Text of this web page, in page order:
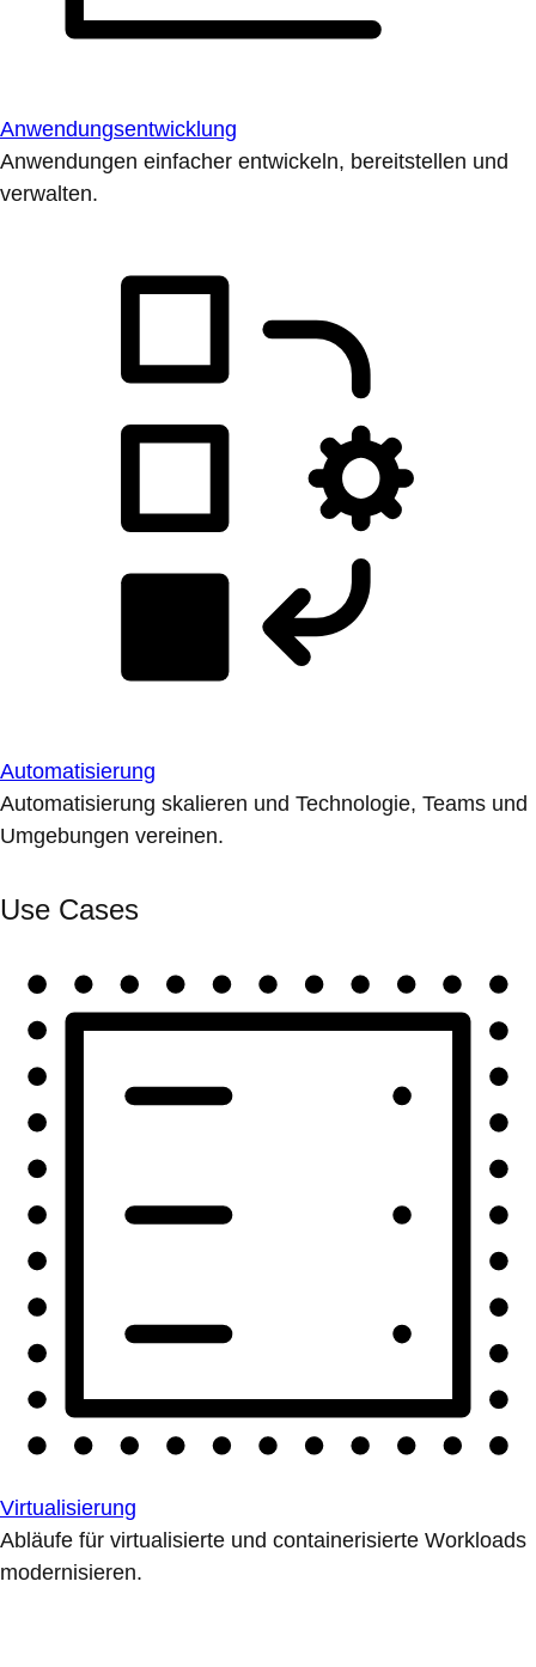
Anwendungsentwicklung
Anwendungen einfacher entwickeln, bereitstellen und
verwalten.
Automatisierung
Automatisierung skalieren und Technologie, Teams und
Umgebungen vereinen.
Use Cases
Virtualisierung
Abläufe für virtualisierte und containerisierte Workloads
modernisieren.